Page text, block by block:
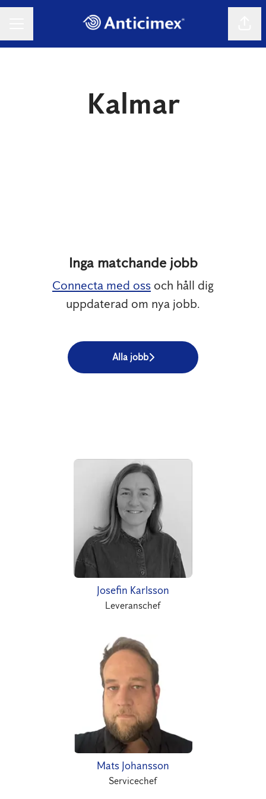
Kalmar
Inga matchande jobb
Connecta med oss och håll dig
uppdaterad om nya jobb.
Alla jobb
Josefin Karlsson
Leveranschef
Mats Johansson
Servicechef